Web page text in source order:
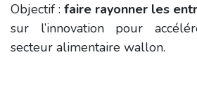
Objectif : faire rayonner les
sur l’innovation pour
secteur alimentaire wallon.